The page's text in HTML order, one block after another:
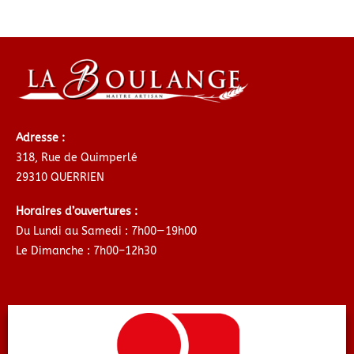
Adresse :
318, Rue de Quimperlé
29310 QUERRIEN
Horaires d’ouvertures :
Du Lundi au Samedi : 7h00—19h00
Le Dimanche : 7h00–12h30